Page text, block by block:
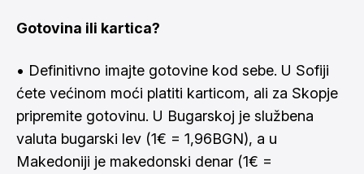
Gotovina ili kartica?
• Definitivno imajte gotovine kod sebe. U Sofiji
ćete većinom moći platiti karticom, ali za Skopje
pripremite gotovinu. U Bugarskoj je službena
valuta bugarski lev (1€ = 1,96BGN), a u
Makedoniji je makedonski denar (1€ =